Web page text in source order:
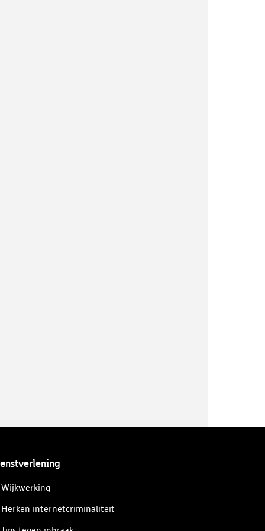
Wijkwerking
Herken internetcriminaliteit